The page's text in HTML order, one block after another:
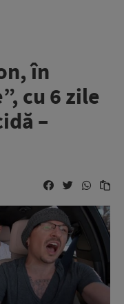
în
cu 6 zile
–